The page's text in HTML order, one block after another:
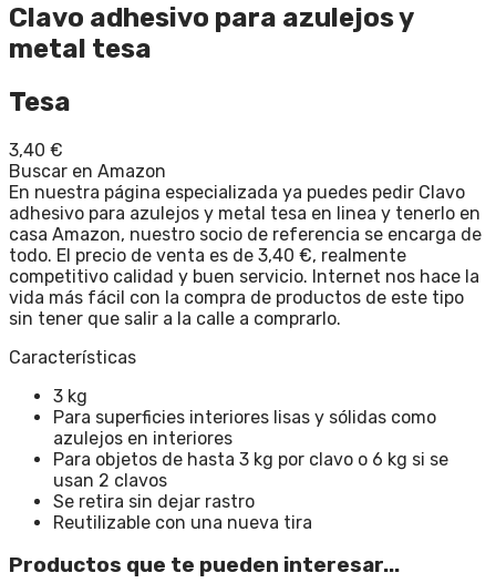
Clavo adhesivo para azulejos y
metal tesa
Tesa
3,40 €
Buscar en Amazon
En nuestra página especializada ya puedes pedir Clavo
adhesivo para azulejos y metal tesa en linea y tenerlo en
casa Amazon, nuestro socio de referencia se encarga de
todo. El precio de venta es de 3,40 €, realmente
competitivo calidad y buen servicio. Internet nos hace la
vida más fácil con la compra de productos de este tipo
sin tener que salir a la calle a comprarlo.
Características
3 kg
Para superficies interiores lisas y sólidas como
azulejos en interiores
Para objetos de hasta 3 kg por clavo o 6 kg si se
usan 2 clavos
Se retira sin dejar rastro
Reutilizable con una nueva tira
Productos que te pueden interesar...